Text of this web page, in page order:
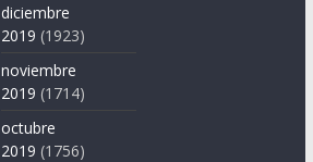
diciembre
2019 (1923)
noviembre
2019 (1714)
octubre
2019 (1756)